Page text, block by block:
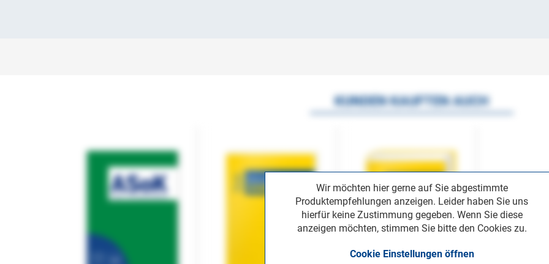
Wir möchten hier gerne auf Sie abgestimmte
Produktempfehlungen anzeigen. Leider haben Sie uns
hierfür keine Zustimmung gegeben. Wenn Sie diese
anzeigen möchten, stimmen Sie bitte den Cookies zu.
Cookie Einstellungen öffnen
KUNDEN KAUFTEN AUCH